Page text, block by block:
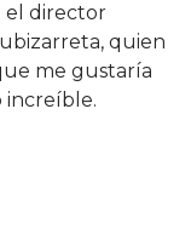
el director
quien
me gustaría
increíble.